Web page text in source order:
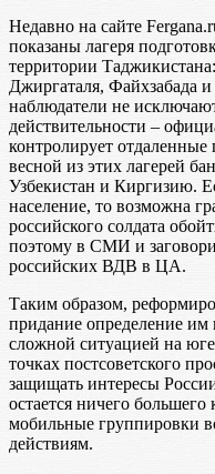
Недавно на сайте
показаны лагеря
территории
Джиргаталя, Файхзабада
наблюдатели не
действительности –
контролирует
весной из этих лагерей
Узбекистан и Киргизию.
население, то возможна
российского солдата
поэтому в СМИ и
российских ВДВ в ЦА.
Таким образом,
придание определение
сложной ситуацией на
точках постсоветского
защищать интересы
остается ничего большего
мобильные группировки
действиям.